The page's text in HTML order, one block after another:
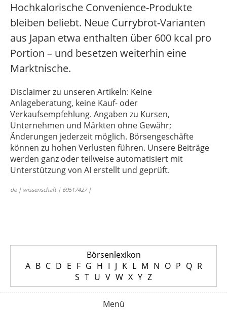
Hochkalorische Convenience-Produkte
bleiben beliebt. Neue Currybrot-Varianten
aus Japan etwa enthalten über 600 kcal pro
Portion – und besetzen weiterhin eine
Marktnische.
Disclaimer zu unseren Artikeln: Keine
Anlageberatung, keine Kauf- oder
Verkaufsempfehlung. Angaben zu Kursen,
Unternehmen und Märkten ohne Gewähr;
Änderungen jederzeit möglich. Börsengeschäfte
können zu hohen Verlusten führen. Unsere Beiträge
werden ganz oder teilweise automatisiert mit
Unterstützung von AI erstellt und geprüft.
de | wissenschaft | 69517427 |
Börsenlexikon
A B C D E F G H I J K L M N O P Q R
S T U V W X Y Z
Menü